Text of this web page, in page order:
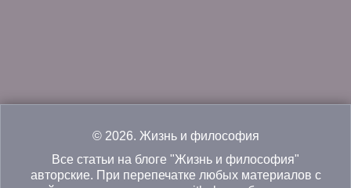
© 2026. Жизнь и философия
Все статьи на блоге "Жизнь и философия"
авторские. При перепечатке любых материалов с